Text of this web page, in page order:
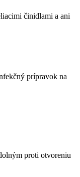
činidlami a ani
prípravok na
proti otvoreniu